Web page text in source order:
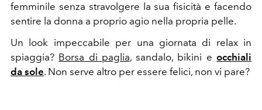
femminile senza stravolgere la sua fisicità e facendo
sentire la donna a proprio agio nella propria pelle.
Un look impeccabile per una giornata di relax in
spiaggia? Borsa di paglia, sandalo, bikini eocchiali
da sole. Non serve altro per essere felici, non vi pare?